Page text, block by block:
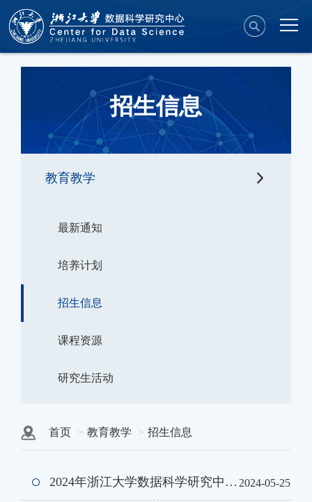
招生信息
教育教学
最新通知
培养计划
招生信息
课程资源
研究生活动
首页 教育教学 招生信息
2024-05-25
2024年浙江大学数据科学研究中心“数据科学与工程”项目优秀大学生夏令营报名通知